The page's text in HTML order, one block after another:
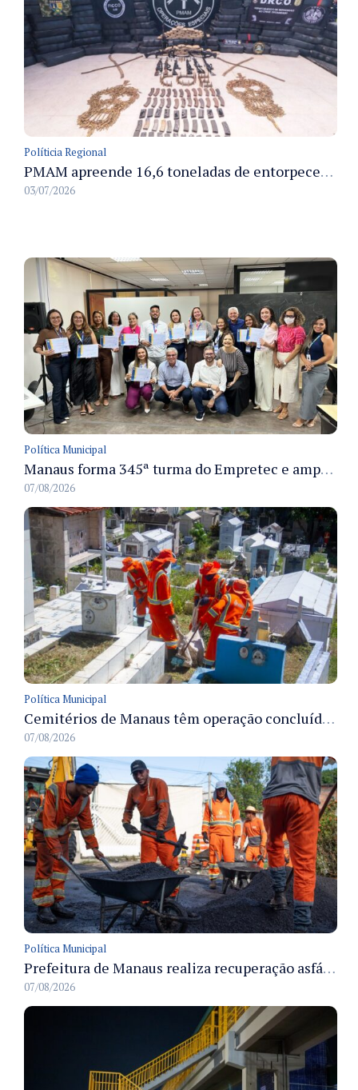
Políticia Regional
PMAM apreende 16,6 toneladas de entorpecentes e registra aumento nas prisões em flagrante e nas capturas de foragidos no primeiro semestre de 2026
03/07/2026
Política Municipal
Manaus forma 345ª turma do Empretec e amplia qualificação de empreendedores na cidade
07/08/2026
Política Municipal
Cemitérios de Manaus têm operação concluída e estrutura pronta para receber famílias no Dia dos Pais
07/08/2026
Política Municipal
Prefeitura de Manaus realiza recuperação asfáltica na rua Canário do Campo e amplia mobilidade na zona Norte
07/08/2026